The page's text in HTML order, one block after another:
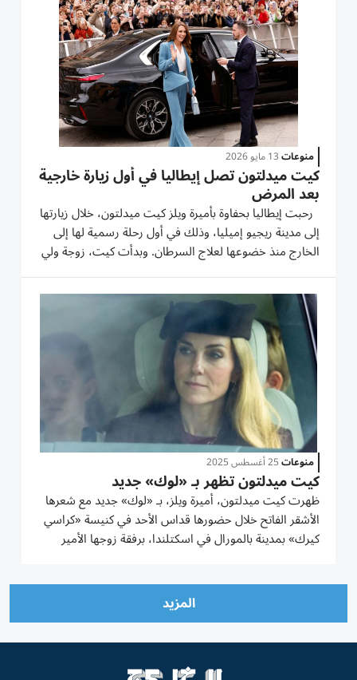
منوعات13 مايو 2026
كيت ميدلتون تصل إيطاليا في أول زيارة خارجية
بعد المرض
رحبت إيطاليا بحفاوة بأميرة ويلز كيت ميدلتون، خلال زيارتها
إلى مدينة ريجيو إميليا، وذلك في أول رحلة رسمية لها إلى
الخارج منذ خضوعها لعلاج السرطان. وبدأت كيت، زوجة ولي
العهد البريطاني الأمير ويليام، زيارة تستمر يومين إلى المدينة
الواقعة شمالي إيطاليا، ضمن نشاطها المتواصل...
منوعات25 أغسطس 2025
كيت ميدلتون تظهر بـ «لوك» جديد
ظهرت كيت ميدلتون، أميرة ويلز، بـ «لوك» جديد مع شعرها
الأشقر الفاتح خلال حضورها قداس الأحد في كنيسة «كراسي
كيرك» بمدينة بالمورال في اسكتلندا، برفقة زوجها الأمير
المزيد